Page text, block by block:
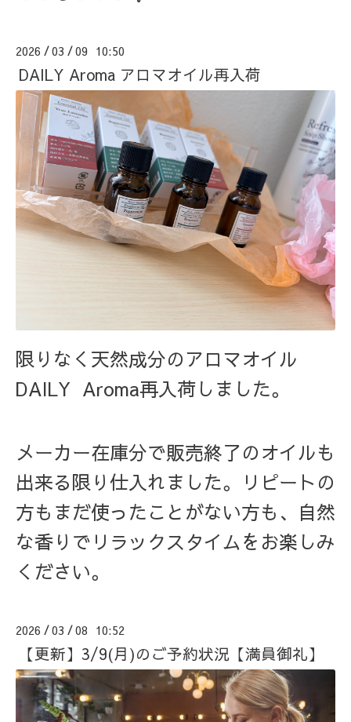
2026 /03 /09 10:50
DAILY Aroma アロマオイル再入荷
限りなく天然成分のアロマオイル
DAILY Aroma再入荷しました。
メーカー在庫分で販売終了のオイルも
出来る限り仕入れました。リピートの
方もまだ使ったことがない方も、自然
な香りでリラックスタイムをお楽しみ
ください。
2026 /03 /08 10:52
【更新】3/9(月)のご予約状況【満員御礼】